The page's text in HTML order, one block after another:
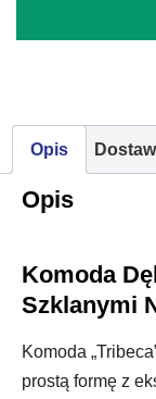
Opis
Opis
Komoda
Szklanymi
Komoda
prostą formę z